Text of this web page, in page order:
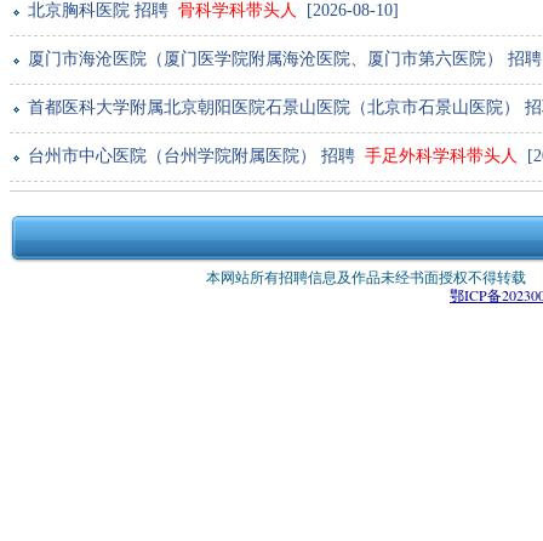
北京胸科医院 招聘 骨科学科带头人 [2026-08-10]
厦门市海沧医院（厦门医学院附属海沧医院、厦门市第六医院） 招
首都医科大学附属北京朝阳医院石景山医院（北京市石景山医院）
台州市中心医院（台州学院附属医院） 招聘 手足外科学科带头人
本网站所有招聘信息及作品未经书面授权不得转载
鄂ICP备